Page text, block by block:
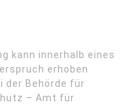
kann innerhalb eines
erhoben
der Behörde für
– Amt für